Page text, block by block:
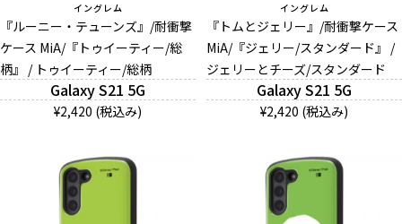
イングレム
『ルーニー・テューンズ』/耐衝撃
ケース MiA/『トゥイーティー/総
柄』 / トゥイーティー/総柄
Galaxy S21 5G
¥2,420 (税込み)
イングレム
『トムとジェリー』/耐衝撃ケース
MiA/『ジェリー/スタンダード』 /
ジェリーとチーズ/スタンダード
Galaxy S21 5G
¥2,420 (税込み)